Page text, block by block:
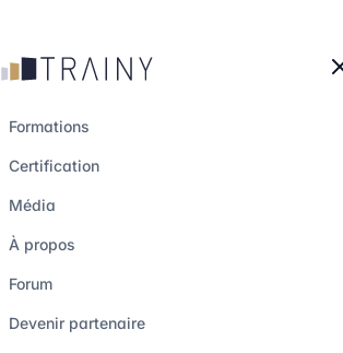
Formations
Certification
Média
À propos
Forum
Devenir partenaire
capital de Eowin
6 juin 2023